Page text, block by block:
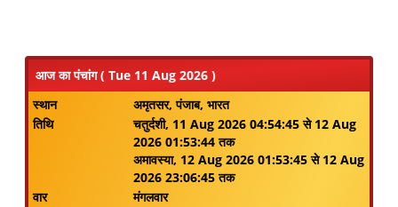
आज का पंचांग ( Tue 11 Aug 2026 )
स्थान
अमृतसर, पंजाब, भारत
तिथि
चतुर्दशी, 11 Aug 2026 04:54:45 से 12 Aug
2026 01:53:44 तक
अमावस्या, 12 Aug 2026 01:53:45 से 12 Aug
2026 23:06:45 तक
वार
मंगलवार